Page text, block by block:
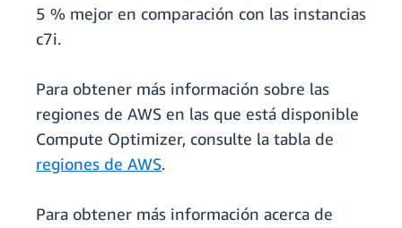
5 % mejor en comparación con las instancias
c7i.
Para obtener más información sobre las
regiones de AWS en las que está disponible
Compute Optimizer, consulte la tabla de
regiones de AWS.
Para obtener más información acerca de